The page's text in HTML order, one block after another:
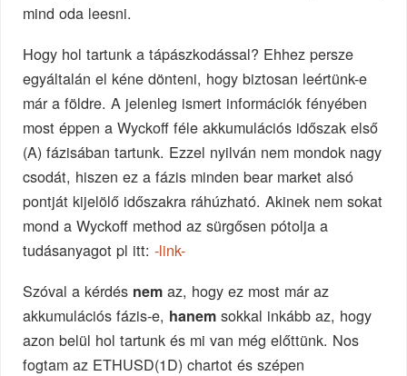
mind oda leesni.
Hogy hol tartunk a tápászkodással? Ehhez persze
egyáltalán el kéne dönteni, hogy biztosan leértünk-e
már a földre. A jelenleg ismert információk fényében
most éppen a Wyckoff féle akkumulációs időszak első
(A) fázisában tartunk. Ezzel nyilván nem mondok nagy
csodát, hiszen ez a fázis minden bear market alsó
pontját kijelölő időszakra ráhúzható. Akinek nem sokat
mond a Wyckoff method az sürgősen pótolja a
tudásanyagot pl itt:-link-
Szóval a kérdés nem az, hogy ez most már az
akkumulációs fázis-e, hanem sokkal inkább az, hogy
azon belül hol tartunk és mi van még előttünk. Nos
fogtam az ETHUSD(1D) chartot és szépen